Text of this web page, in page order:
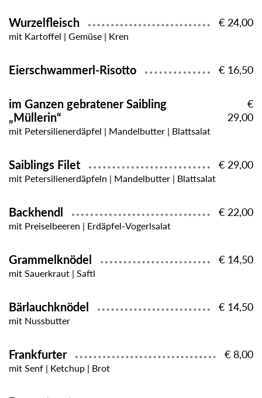
Wurzelfleisch € 24,00
mit Kartoffel | Gemüse | Kren
Eierschwammerl-Risotto € 16,50
im Ganzen gebratener Saibling
„Müllerin“
€
29,00
mit Petersilienerdäpfel | Mandelbutter | Blattsalat
Saiblings Filet € 29,00
mit Petersilienerdäpfeln | Mandelbutter | Blattsalat
Backhendl € 22,00
mit Preiselbeeren | Erdäpfel-Vogerlsalat
Grammelknödel € 14,50
mit Sauerkraut | Saftl
Bärlauchknödel € 14,50
mit Nussbutter
Frankfurter € 8,00
mit Senf | Ketchup | Brot